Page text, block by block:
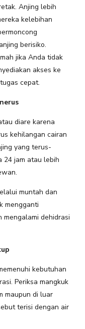
Anjing lebih
kelebihan
berisiko.
jika Anda tidak
akses ke
cepat.
diare karena
kehilangan cairan
yang terus-
24 jam atau lebih
muntah dan
mengganti
mengalami dehidrasi
kebutuhan
Periksa mangkuk
maupun di luar
terisi dengan air